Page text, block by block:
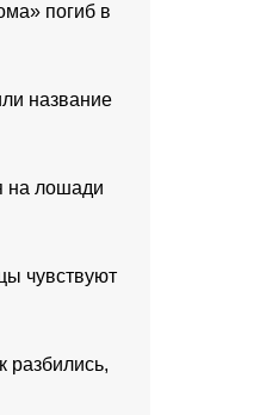
погиб в
название
на лошади
чувствуют
разбились,